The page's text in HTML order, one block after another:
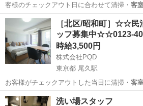
客様のチェックアウト日に合わせて清掃・ 客
募集しております。…
東京 北区 尾久駅 清掃 客室
［北区/昭和町］☆☆民
ッフ募集中☆☆0123-
時給3,500円
株式会社PQD
東京都 尾久駅
お客様がチェックアウトした当日に清掃・ 客
募集しております。…
東京 北区 尾久駅
洗い場スタッフ